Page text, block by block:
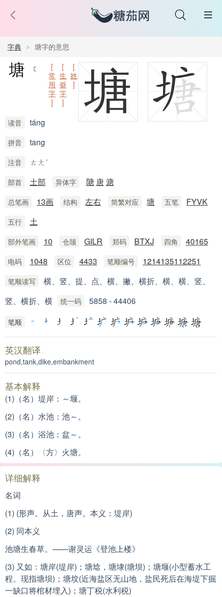
字典 塘字的意思
塘
塘
[
常
用
字
]
[
生
僻
字
]
[
姓
]
读音 táng
拼音 tang
注音 ㄊㄤˊ
部首 土部 异体字 䧜 唐溏
总笔画 13画 结构 左右 简繁对应 塘 五笔 FYVK
五行 土
部外笔画 10 仓颉 GILR 郑码 BTXJ 四角 40165
电码 1048 区位 4433 笔顺编号 1214135112251
笔顺读写
横、竖、提、点、横、撇、横折、横、横、竖、
竖、横折、横
统一码 5858 - 44406
笔顺
英汉翻译
pond,tank,dike,embankment
基本解释
(1)（名）堤岸： ～堰。
(2)（名）水池： 池～。
(3)（名）浴池： 盆～。
(4)（名）〈方〉火塘。
详细解释
名词
(1) (形声。从土，唐声。本义：堤岸)
(2) 同本义
池塘生春草。——谢灵运《登池上楼》
(3) 又如：塘岸(堤岸)；塘埝，塘埭(塘坝)；塘堰(小型蓄水工
程。现指塘坝)；塘坟(近海盐区无山地，盐民死后在海堤下掘
一缺口将棺材埋入)；塘丁税(水利税)